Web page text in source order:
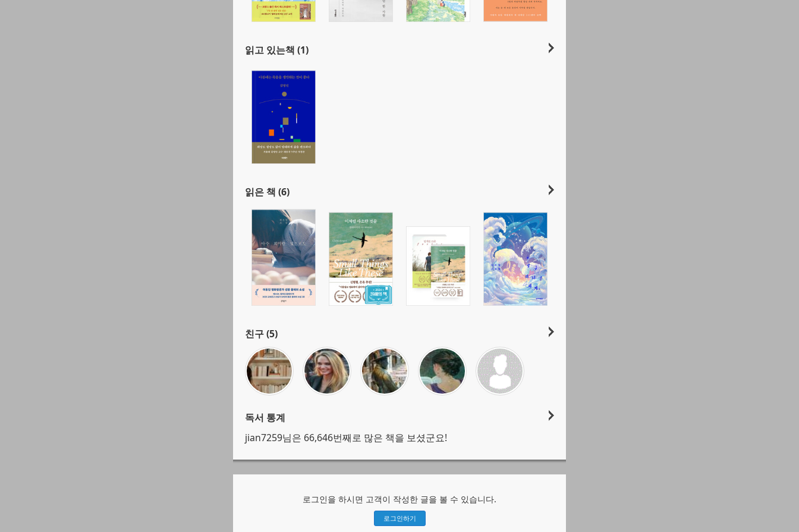
읽고 있는책 (1)
읽은 책 (6)
친구 (5)
독서 통계
jian7259님은 66,646번째로 많은 책을 보셨군요!
로그인을 하시면 고객이 작성한 글을 볼 수 있습니다.
로그인하기